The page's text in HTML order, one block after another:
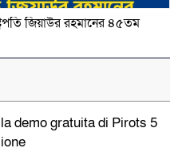
জিয়াউর রহমানের ৪৫তম
demo gratuita di Pirots 5